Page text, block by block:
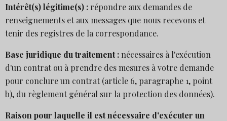
Intérêt(s) légitime(s) : répondre aux demandes de
renseignements et aux messages que nous recevons et
tenir des registres de la correspondance.
Base juridique du traitement : nécessaires à l'exécution
d'un contrat ou à prendre des mesures à votre demande
pour conclure un contrat (article 6, paragraphe 1, point
b), du règlement général sur la protection des données).
Raison pour laquelle il est nécessaire d'exécuter un